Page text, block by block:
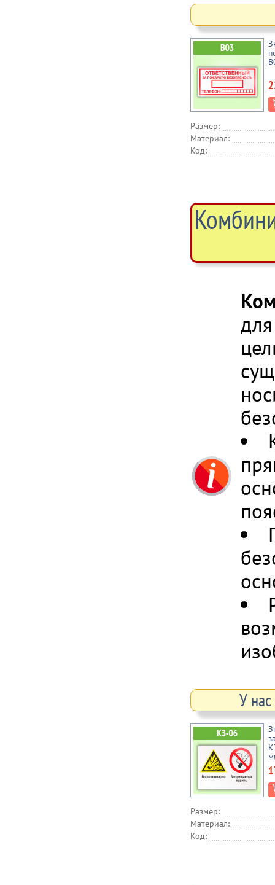
Размер:
Материал:
Код:
У
Размер:
Материал:
Код: